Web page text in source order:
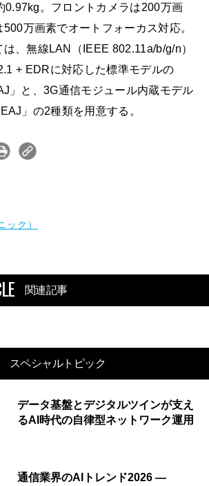
0.97kg。フロントカメラは200万画
万画素でオートフォーカス対応。
、無線LAN（IEEE 802.11a/b/g/n）
+ EDRに対応した標準モデルの
」と、3G通信モジュール内蔵モデル
」の2種類を用意する。
ック）
関連記事
スペシャルトピック
データ基盤とデジタルツインが支え
るAI時代の自律型ネットワーク運用
通信業界のAIトレンド2026 ―